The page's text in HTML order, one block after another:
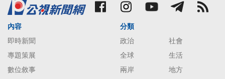
內容
即時新聞
專題策展
數位敘事
分類
政治
社會
全球
生活
兩岸
地方